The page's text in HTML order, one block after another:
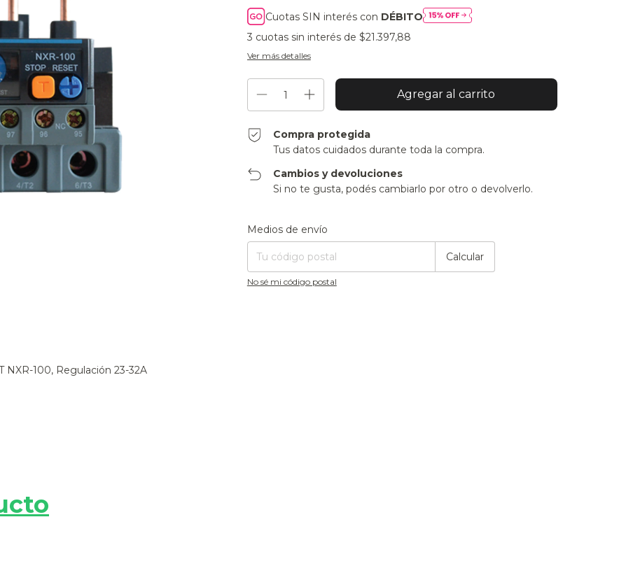
Cuotas SIN interés con DÉBITO
3 cuotas sin interés de $21.397,88
Ver más detalles
Compra protegida
Tus datos cuidados durante toda la compra.
Cambios y devoluciones
Si no te gusta, podés cambiarlo por otro o devolverlo.
Entregas para el CP:
Medios de envío
Calcular
No sé mi código postal
NXR-100, Regulación 23-32A